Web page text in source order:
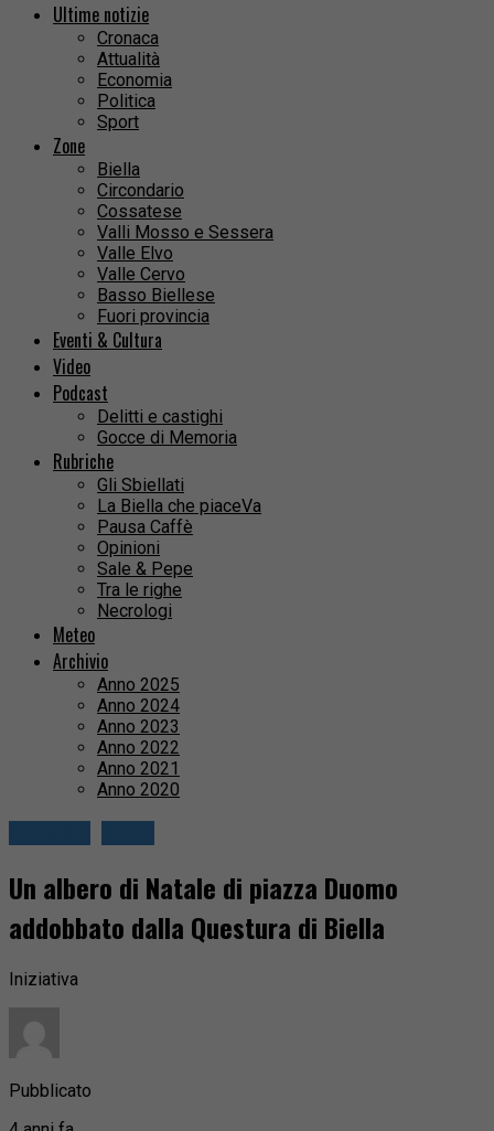
Ultime notizie
Cronaca
Attualità
Economia
Politica
Sport
Zone
Biella
Circondario
Cossatese
Valli Mosso e Sessera
Valle Elvo
Valle Cervo
Basso Biellese
Fuori provincia
Eventi & Cultura
Video
Podcast
Delitti e castighi
Gocce di Memoria
Rubriche
Gli Sbiellati
La Biella che piaceVa
Pausa Caffè
Opinioni
Sale & Pepe
Tra le righe
Necrologi
Meteo
Archivio
Anno 2025
Anno 2024
Anno 2023
Anno 2022
Anno 2021
Anno 2020
Un albero di Natale di piazza Duomo
addobbato dalla Questura di Biella
Iniziativa
Pubblicato